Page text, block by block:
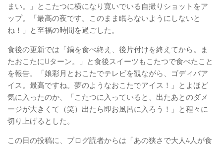
まい。」とこたつに横になり寛いでいる自撮りショットをア
ップ。「最高の夜です。このまま眠らないようにしないと
ね！」と至福の時間を過ごした。
食後の更新では「鍋を食べ終え、後片付けを終えてから。ま
たおこたにUターン。」と食後スイーツもこたつで食べたこと
を報告。「娘彩月とおこたでテレビを観ながら、ゴディバア
イス。最高ですね。夢のようなおこたでアイス！」とよほど
気に入ったのか、「こたつに入っていると、出たあとのダメ
ージが大きくて（笑）出たら即お風呂に入ろう！」と程々に
切り上げるとした。
この日の投稿に、ブログ読者からは「あの狭さで大人4人が食